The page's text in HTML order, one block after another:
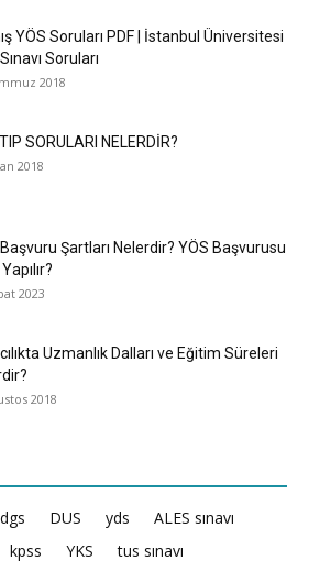
YÖS Soruları PDF | İstanbul Üniversitesi
Soruları
2018
SORULARI NELERDİR?
2018
Şartları Nelerdir? YÖS Başvurusu
2023
Uzmanlık Dalları ve Eğitim Süreleri
2018
dgs DUS yds
ALES sınavı
kpss YKS
tus sınavı